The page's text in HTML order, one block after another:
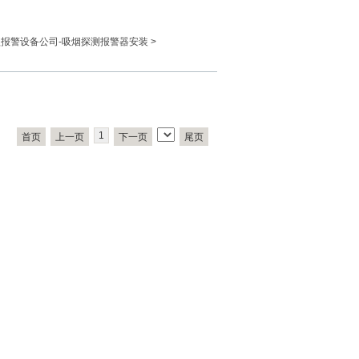
首页 上一页 1 下一页 尾页
警设备公司-吸烟探测报警器安装 >